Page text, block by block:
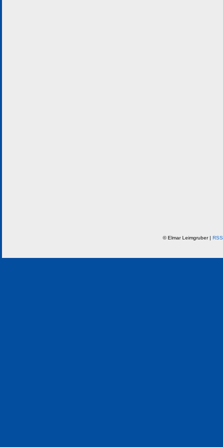
© Elmar Leimgruber |